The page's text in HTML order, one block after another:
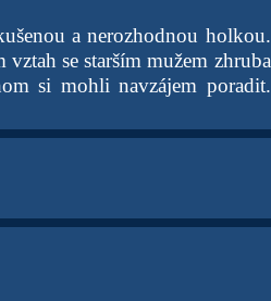
a nerozhodnou holkou.
vztah se starším mužem zhruba
si mohli navzájem poradit.